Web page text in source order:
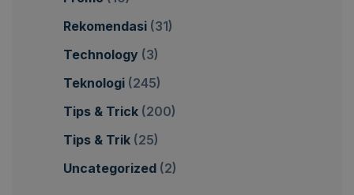
Rekomendasi (31)
Technology (3)
Teknologi (245)
Tips & Trick (200)
Tips & Trik (25)
Uncategorized (2)